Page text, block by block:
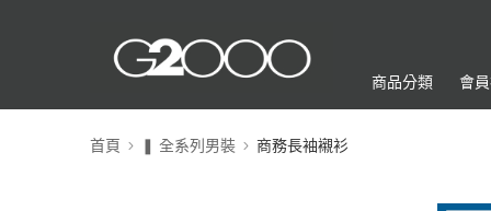
商品分類 會
首頁 ❚ 全系列男裝 商務長袖襯衫